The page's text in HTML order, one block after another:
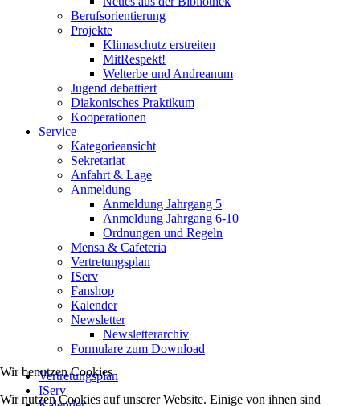
Berufsorientierung
Projekte
Klimaschutz erstreiten
MitRespekt!
Welterbe und Andreanum
Jugend debattiert
Diakonisches Praktikum
Kooperationen
Service
Kategorieansicht
Sekretariat
Anfahrt & Lage
Anmeldung
Anmeldung Jahrgang 5
Anmeldung Jahrgang 6-10
Ordnungen und Regeln
Mensa & Cafeteria
Vertretungsplan
IServ
Fanshop
Kalender
Newsletter
Newsletterarchiv
Formulare zum Download
Vertretungsplan
IServ
Wir benutzen Cookies
Wir nutzen Cookies auf unserer Website. Einige von ihnen sind